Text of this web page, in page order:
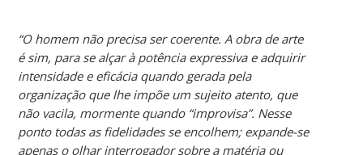
“O homem não precisa ser coerente. A obra de arte
é sim, para se alçar à potência expressiva e adquirir
intensidade e eficácia quando gerada pela
organização que lhe impõe um sujeito atento, que
não vacila, mormente quando “improvisa”. Nesse
ponto todas as fidelidades se encolhem; expande-se
apenas o olhar interrogador sobre a matéria ou